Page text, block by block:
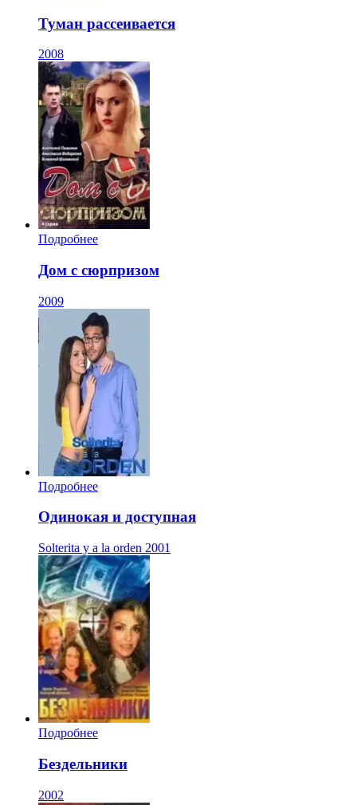
Туман рассеивается
2008
Подробнее
Дом с сюрпризом
2009
Подробнее
Одинокая и доступная
Solterita y a la orden 2001
Подробнее
Бездельники
2002